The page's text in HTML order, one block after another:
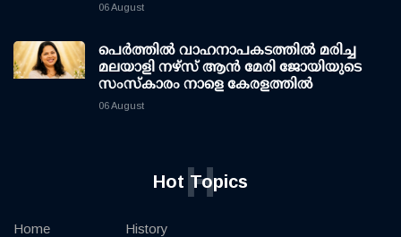
06 August
പെർത്തിൽ വാഹനാപകടത്തിൽ മരിച്ച
മലയാളി നഴ്സ് ആൻ മേരി ജോയിയുടെ
സംസ്കാരം നാളെ കേരളത്തിൽ
06 August
Hot Topics
H
Home
History